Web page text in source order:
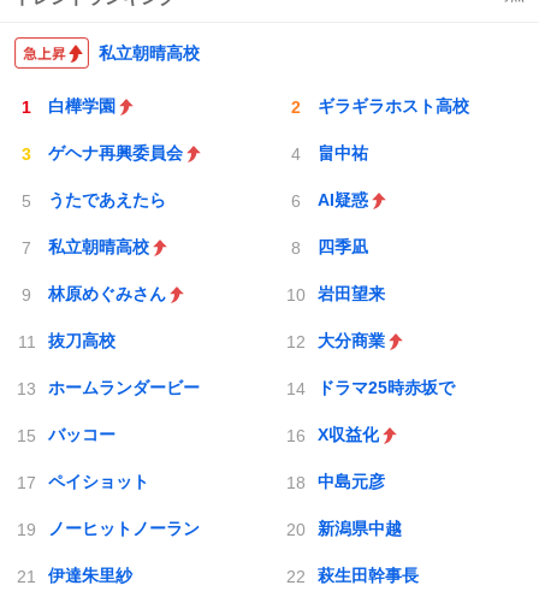
私立朝晴高校
白樺学園 ギラギラホスト高校
ゲヘナ再興委員会 畠中祐
うたであえたら AI疑惑
私立朝晴高校 四季凪
林原めぐみさん 岩田望来
抜刀高校 大分商業
ホームランダービー ドラマ25時赤坂で
バッコー X収益化
ペイショット 中島元彦
ノーヒットノーラン 新潟県中越
伊達朱里紗 萩生田幹事長